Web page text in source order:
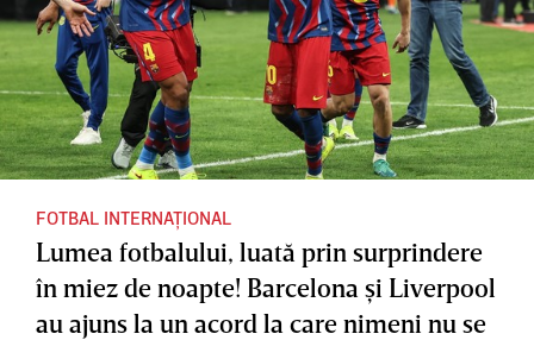
FOTBAL INTERNAȚIONAL
Lumea fotbalului, luată prin surprindere
în miez de noapte! Barcelona şi Liverpool
au ajuns la un acord la care nimeni nu se